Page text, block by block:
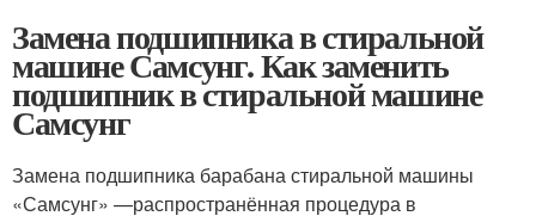
Замена подшипника в стиральной
машине Самсунг. Как заменить
подшипник в стиральной машине
Самсунг
Замена подшипника барабана стиральной машины
«Самсунг» —распространённая процедура в